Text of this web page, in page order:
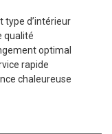
type d’intérieur
qualité
optimal
rapide
chaleureuse